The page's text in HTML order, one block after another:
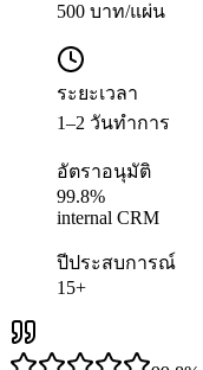
500 บาท/แผ่น
ระยะเวลา
1–2 วันทำการ
อัตราอนุมัติ
99.8%
internal CRM
ปีประสบการณ์
15+